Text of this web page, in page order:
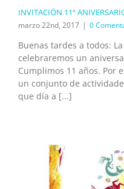
INVITACIÓN 11º
marzo 22nd, 2017 | 0
Buenas tardes a todos:
celebraremos un
Cumplimos 11 años. Por
un conjunto de
que día a [...]